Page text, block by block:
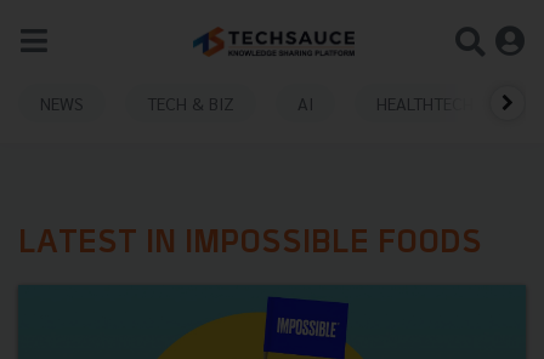
NEWS TECH & BIZ AI HEALTHTECH
LATEST IN IMPOSSIBLE FOODS